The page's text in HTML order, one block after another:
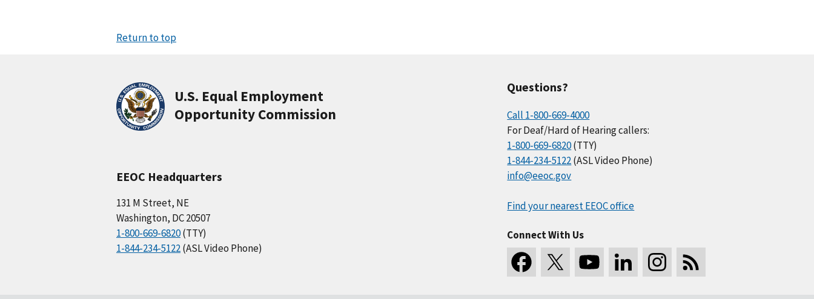
Return to top
U.S. Equal Employment
Opportunity Commission
EEOC Headquarters
131 M Street, NE
Washington, DC 20507
1-800-669-6820(TTY)
1-844-234-5122(ASL Video Phone)
Questions?
Call 1-800-669-4000
For Deaf/Hard of Hearing callers:
1-800-669-6820(TTY)
1-844-234-5122(ASL Video Phone)
info@eeoc.gov
Find your nearest EEOC office
Connect With Us